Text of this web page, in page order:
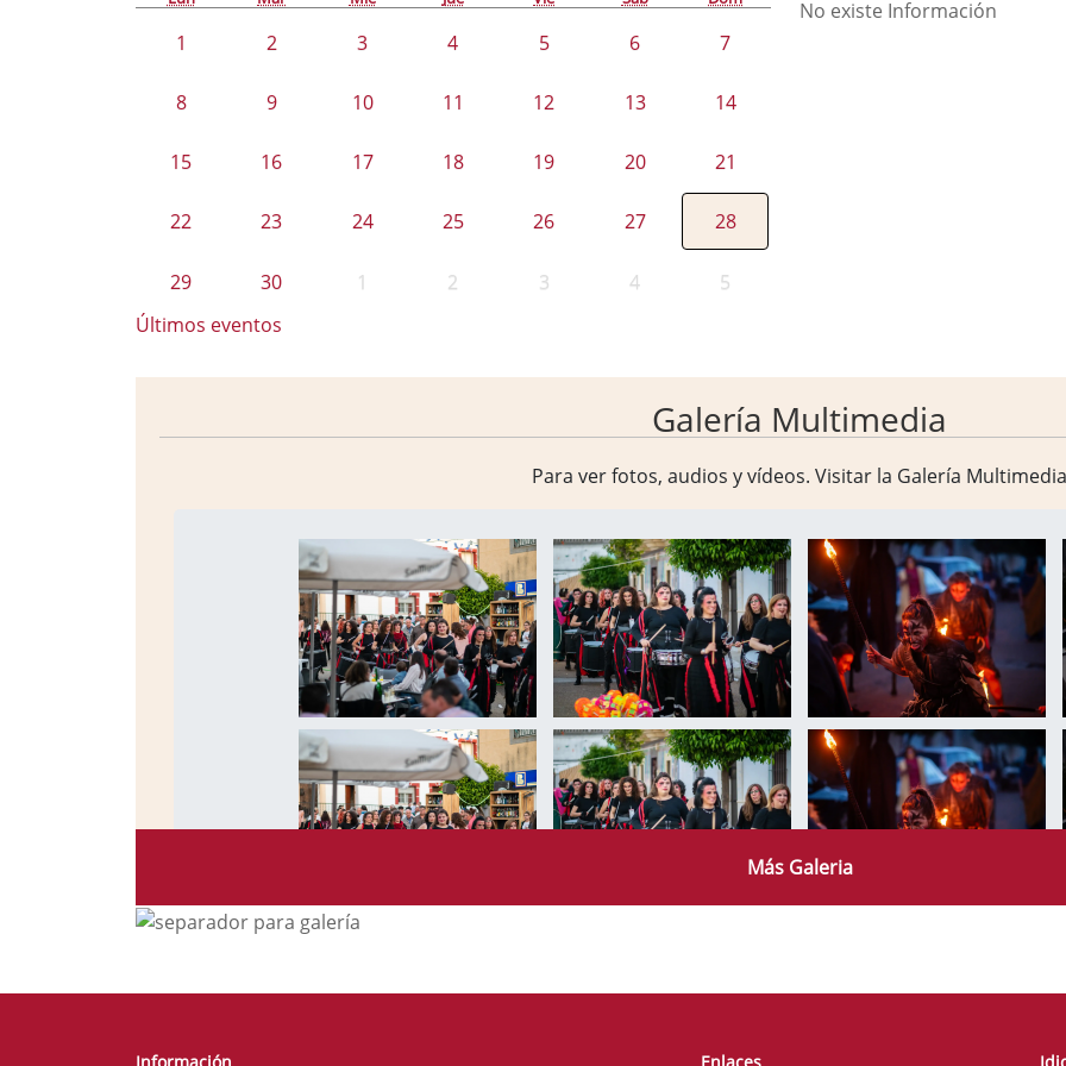
1 2 3 4 5 6 7
8 9 10 11 12 13 14
15 16 17 18 19 20 21
22 23 24 25 26 27 28
29 30 1 2 3 4 5
No existe Información
Últimos eventos
Galería Multimedia
Para ver fotos, audios y vídeos. Visitar la Galería Multimedia
Más Galeria